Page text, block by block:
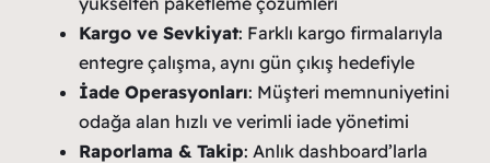
Kargo ve Sevkiyat: Farklı kargo firmalarıyla
entegre çalışma, aynı gün çıkış hedefiyle
İade Operasyonları: Müşteri memnuniyetini
odağa alan hızlı ve verimli iade yönetimi
Raporlama & Takip: Anlık dashboard’larla